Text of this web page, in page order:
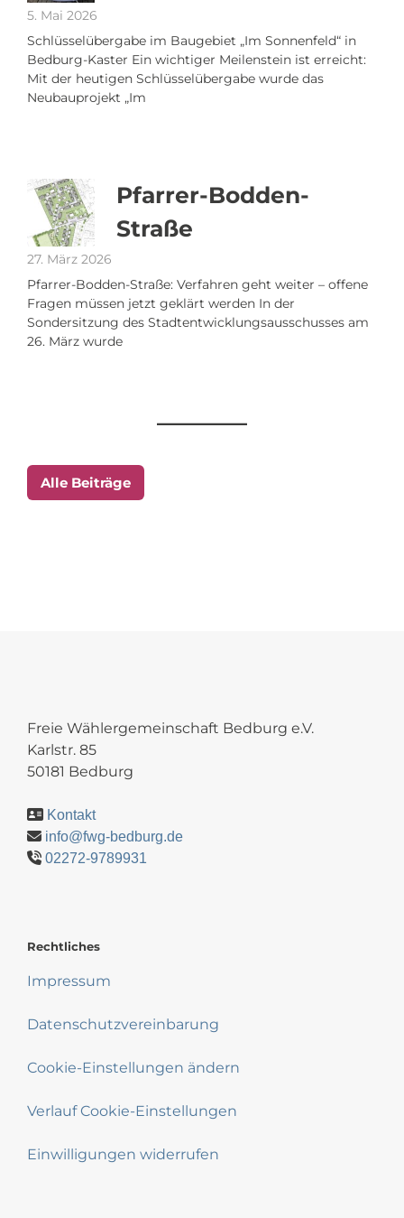
5. Mai 2026
Schlüsselübergabe im Baugebiet „Im Sonnenfeld“ in
Bedburg-Kaster Ein wichtiger Meilenstein ist erreicht:
Mit der heutigen Schlüsselübergabe wurde das
Neubauprojekt „Im
Pfarrer-Bodden-
Straße
27. März 2026
Pfarrer-Bodden-Straße: Verfahren geht weiter – offene
Fragen müssen jetzt geklärt werden In der
Sondersitzung des Stadtentwicklungsausschusses am
26. März wurde
Alle Beiträge
Freie Wählergemeinschaft Bedburg e.V.
Karlstr. 85
50181 Bedburg
Kontakt
info@fwg-bedburg.de
02272-9789931
Rechtliches
Impressum
Datenschutzvereinbarung
Cookie-Einstellungen ändern
Verlauf Cookie-Einstellungen
Einwilligungen widerrufen